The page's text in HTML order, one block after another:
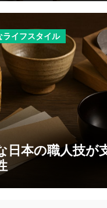
ライフスタイル
日本の職人技が